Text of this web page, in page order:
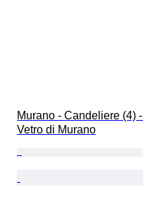
Murano - Candeliere (4) -
Vetro di Murano